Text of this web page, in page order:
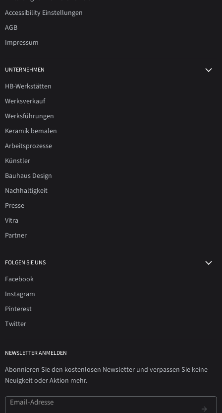
Accessibility Einstellungen
AGB
Impressum
UNTERNEHMEN
HB-Werkstätten
Werksverkauf
Werksführungen
Keramik bemalen
Arbeitsprozesse
Künstler
Bauhaus Design
Nachhaltigkeit
Presse
Vitra
Partner
FOLGEN SIE UNS
Facebook
Instagram
Pinterest
Twitter
NEWSLETTER ANMELDEN
Abonnieren Sie den kostenlosen Newsletter und verpassen Sie keine
Neuigkeit oder Aktion mehr.
Email-Adresse